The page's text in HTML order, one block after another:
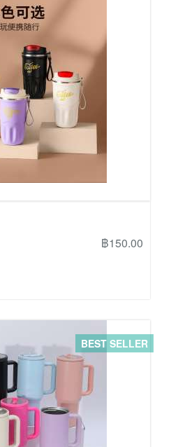
฿150.00
BEST SELLER